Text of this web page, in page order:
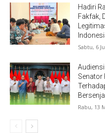
Hadiri
Fakfak,
Sabtu, 6
Senator
Rabu, 13